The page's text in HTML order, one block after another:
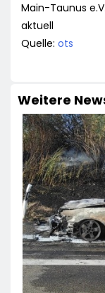
Main-Taunus
aktuell
Quelle: ots
Weitere